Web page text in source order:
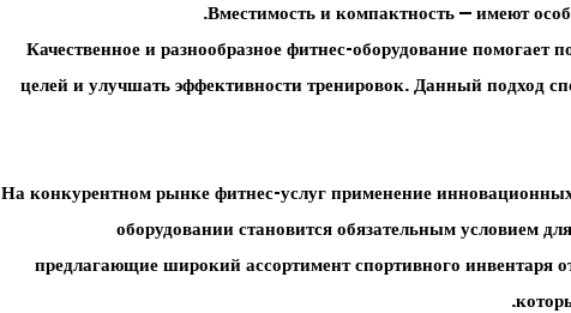
Вместимость и компактность — имеют
Качественное и разнообразное фитнес-оборудование помогает
целей и улучшать эффективности тренировок. Данный подход
На конкурентном рынке фитнес-услуг применение
оборудовании становится обязательным условием
предлагающие широкий ассортимент спортивного инвентаря